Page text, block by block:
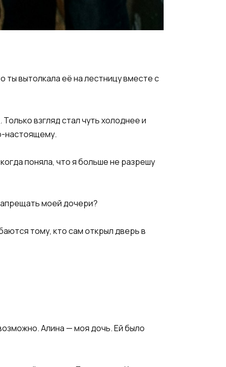
ты вытолкала её на лестницу вместе с
взгляд стал чуть холоднее и
настоящему.
поняла, что я больше не разрешу
моей дочери?
тому, кто сам открыл дверь в
Алина — моя дочь. Ей было